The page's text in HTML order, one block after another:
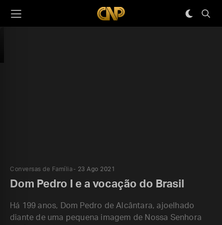
Conversas de Família 23 Ago 2021
Dom Pedro I e a vocação do Brasil
Há 199 anos, Dom Pedro de Alcântara, ajoelhado
diante de uma pequena imagem de Nossa Senhora